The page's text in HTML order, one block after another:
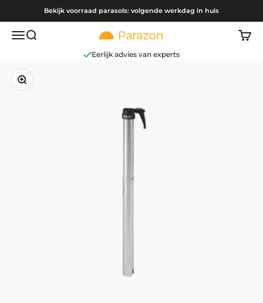
Bekijk voorraad parasols: volgende werkdag in huis
Navigatiemenu openen
Zoeken openen Parazon
Eerlijk advies van experts
In-/uitzoomen